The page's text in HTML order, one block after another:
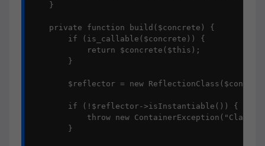
    }
    private function build($concrete) {
        if (is_callable($concrete)) {
            return $concrete($this);
        }
$reflector = new
        if (!$reflector->isInstantiable()) {
throw new ContainerException("Class
        }